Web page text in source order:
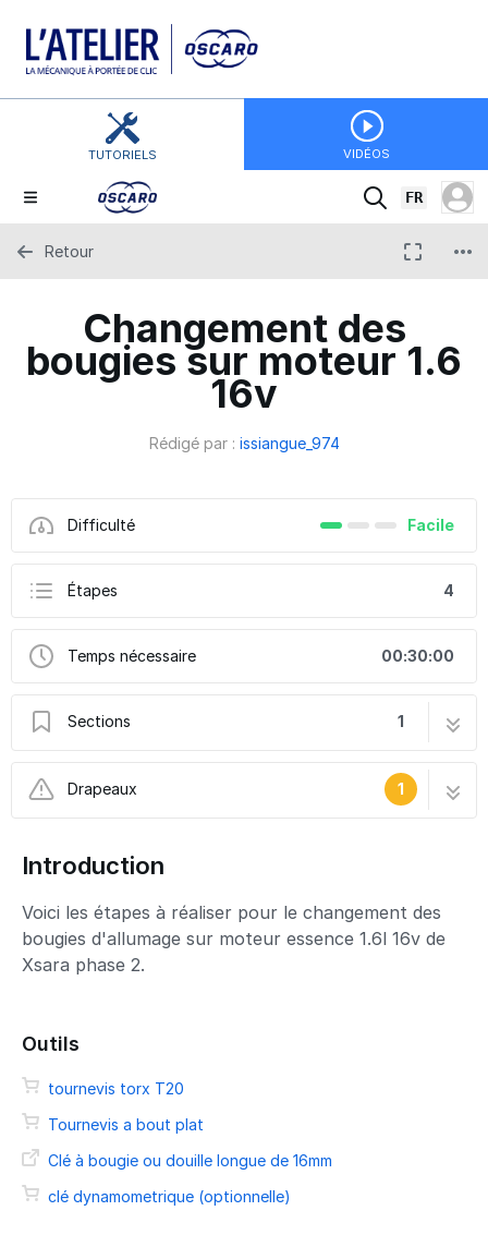
TUTORIELS VIDÉOS
FR
Changement des
bougies sur moteur 1.6
16v
Rédigé par : issiangue_974
Difficulté Facile
Étapes 4
Temps nécessaire 00:30:00
Sections 1
4 étapes
Drapeaux
1
User contributed
Retour
Introduction
Voici les étapes à réaliser pour le changement des
bougies d'allumage sur moteur essence 1.6l 16v de
Xsara phase 2.
Outils
tournevis torx T20
Tournevis a bout plat
Clé à bougie ou douille longue de 16mm
clé dynamometrique (optionnelle)